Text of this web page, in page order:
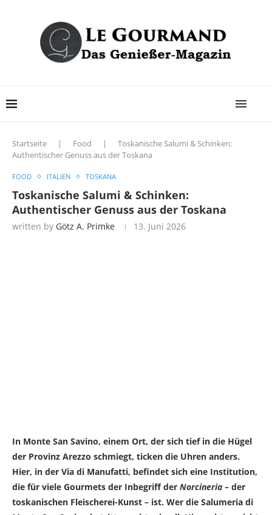
Startseite | Food |
Toskanische Salumi & Schinken:
Authentischer Genuss aus der Toskana
FOOD ITALIEN TOSKANA
Toskanische Salumi & Schinken:
Authentischer Genuss aus der Toskana
written by Götz A. Primke 13. Juni 2026
In Monte San Savino, einem Ort, der sich tief in die Hügel
der Provinz Arezzo schmiegt, ticken die Uhren anders.
Hier, in der Via di Manufatti, befindet sich eine Institution,
die für viele Gourmets der Inbegriff der Norcineria – der
toskanischen Fleischerei-Kunst – ist. Wer die Salumeria di